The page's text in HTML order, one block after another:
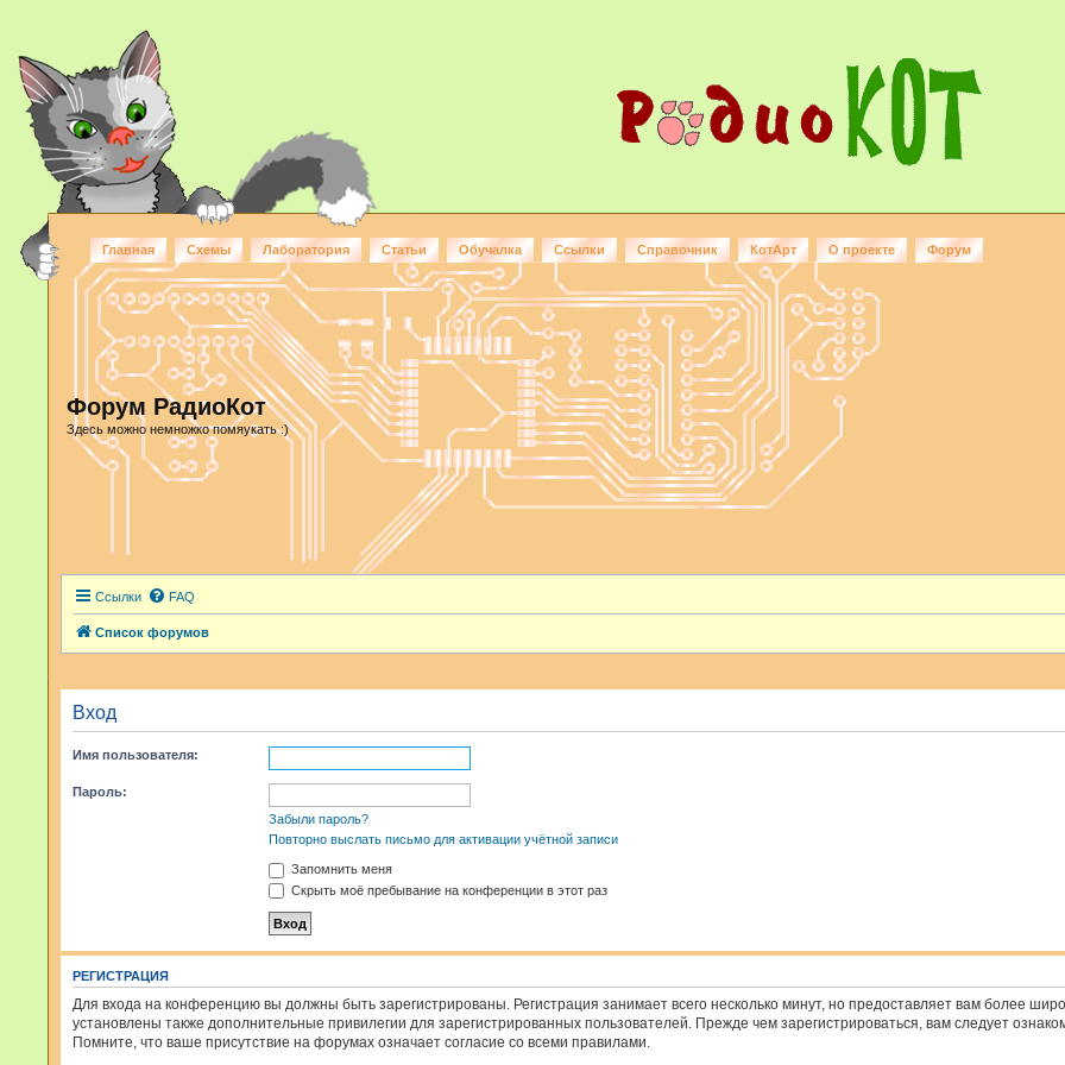
Главная Схемы Лаборатория Статьи Обучалка Ссылки Справочник КотАрт О проекте Форум
Форум РадиоКот
Здесь можно немножко помяукать :)
Ссылки FAQ
Список форумов
Вход
Имя пользователя:
Пароль:
Забыли пароль?
Повторно выслать письмо для активации учётной записи
Запомнить меня
Скрыть моё пребывание на конференции в этот раз
РЕГИСТРАЦИЯ
Для входа на конференцию вы должны быть зарегистрированы. Регистрация занимает всего несколько минут, но предоставляет вам более
установлены также дополнительные привилегии для зарегистрированных пользователей. Прежде чем зарегистрироваться, вам следует
Помните, что ваше присутствие на форумах означает согласие со всеми правилами.